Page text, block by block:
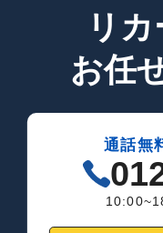
リ
お任
通話無